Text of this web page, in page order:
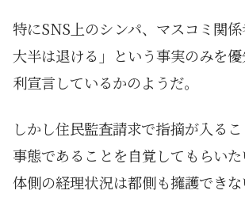
特にSNS上のシンパ、マスコミ関
大半は退ける」という事実のみを
利宣言しているかのようだ。
しかし住民監査請求で指摘が入る
事態であることを自覚してもらい
体側の経理状況は都側も擁護でき